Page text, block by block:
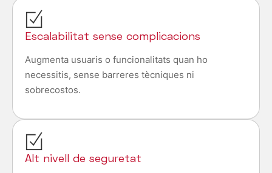
Escalabilitat sense complicacions
Augmenta usuaris o funcionalitats quan ho
necessitis, sense barreres tècniques ni
sobrecostos.
Alt nivell de seguretat